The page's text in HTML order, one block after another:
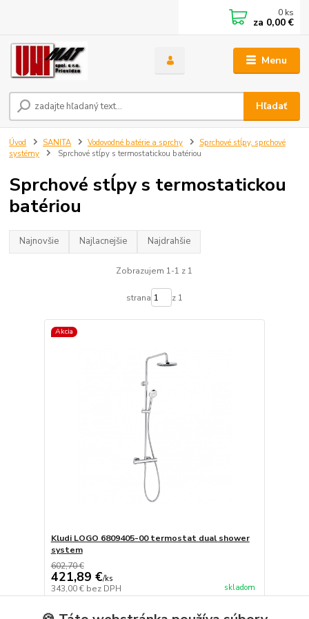
Menu
Hľadať
0 ks
za 0,00 €
Úvod SANITA Vodovodné batérie a sprchy
Sprchové stĺpy, sprchové
systémy
Sprchové stĺpy s termostatickou batériou
Sprchové stĺpy s termostatickou
batériou
Najnovšie Najlacnejšie Najdrahšie
Zobrazujem 1-1 z 1
strana z 1
Akcia
Kludi LOGO 6809405-00 termostat dual shower
system
602,70 €
421,89 €/ks
343,00 € bez DPH skladom